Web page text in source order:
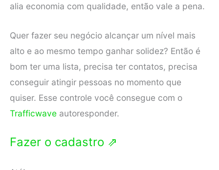
alia economia com qualidade, então vale a pena.
Quer fazer seu negócio alcançar um nível mais
alto e ao mesmo tempo ganhar solidez? Então é
bom ter uma lista, precisa ter contatos, precisa
conseguir atingir pessoas no momento que
quiser. Esse controle você consegue com o
Trafficwave autoresponder.
Fazer o cadastro ⇗